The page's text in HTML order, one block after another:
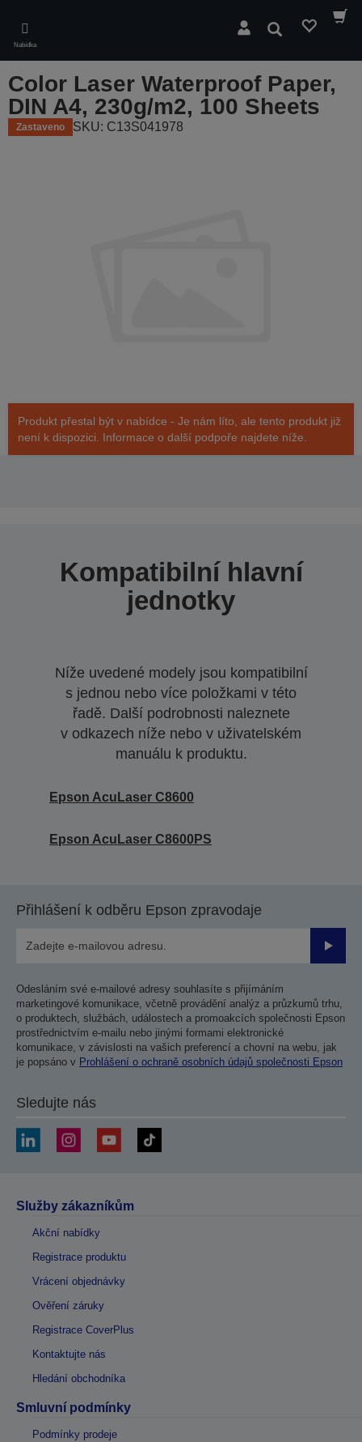
main
content
Nabídka
Hledat
Color Laser Waterproof Paper,
DIN A4, 230g/m2, 100 Sheets
Zastaveno SKU: C13S041978
Produkt přestal být v nabídce - Je nám líto, ale tento produkt již
není k dispozici. Informace o další podpoře najdete níže.
Kompatibilní hlavní
jednotky
Níže uvedené modely jsou kompatibilní
s jednou nebo více položkami v této
řadě. Další podrobnosti naleznete
v odkazech níže nebo v uživatelském
manuálu k produktu.
Epson AcuLaser C8600
Epson AcuLaser C8600PS
Přihlášení k odběru Epson zpravodaje
Odesláním své e-mailové adresy souhlasíte s přijímáním
marketingové komunikace, včetně provádění analýz a průzkumů trhu,
o produktech, službách, událostech a promoakcích společnosti Epson
prostřednictvím e-mailu nebo jinými formami elektronické
komunikace, v závislosti na vašich preferencí a chovní na webu, jak
je popsáno v Prohlášení o ochraně osobních údajů společnosti Epson
Sledujte nás
Služby zákazníkům
Akční nabídky
Registrace produktu
Vrácení objednávky
Ověření záruky
Registrace CoverPlus
Kontaktujte nás
Hledání obchodníka
Smluvní podmínky
Podmínky prodeje